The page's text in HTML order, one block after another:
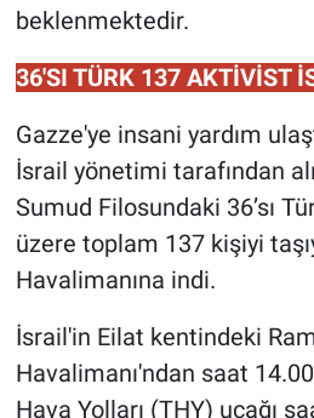
beklenmektedir.
36'SI TÜRK 137 AKTİVİST
Gazze'ye insani yardım
İsrail yönetimi tarafından
Sumud Filosundaki 36’sı
üzere toplam 137 kişiyi
Havalimanına indi.
İsrail'in Eilat kentindeki
Havalimanı'ndan saat
Hava Yolları (THY) uçağı